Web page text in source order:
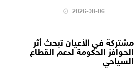
2026-08-06
مشتركة في الأعيان تبحث أثر
الحوافز الحكومة لدعم القطاع
السياحي